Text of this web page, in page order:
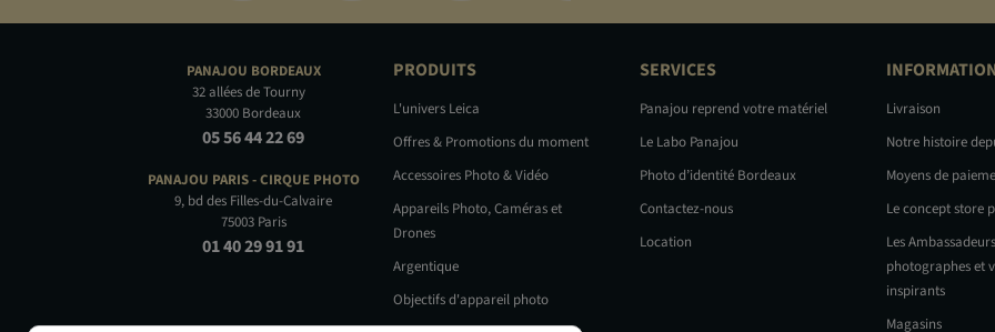
PANAJOU BORDEAUX
32 allées de Tourny
33000 Bordeaux
05 56 44 22 69
PANAJOU PARIS -CIRQUE PHOTO
9, bd des Filles-du-Calvaire
75003 Paris
01 40 29 91 91
PRODUITS
L'univers Leica
Offres & Promotions du moment
Accessoires Photo & Vidéo
Appareils Photo, Caméras et
Drones
Argentique
Objectifs d'appareil photo
SERVICES
Panajou reprend votre matériel
Le Labo Panajou
Photo d’identité Bordeaux
Contactez-nous
Location
Livraison
Notre histoire
Moyens de
Le concept store
Les
photographes et
inspirants
Magasins